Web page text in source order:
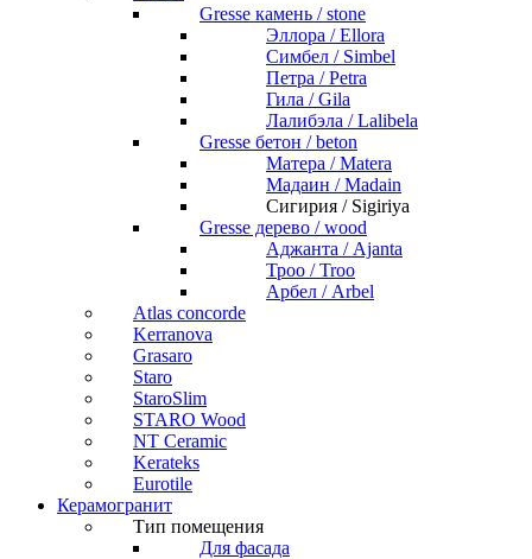
Gresse камень / stone
Эллора / Ellora
Симбел / Simbel
Петра / Petra
Гила / Gila
Лалибэла / Lalibela
Gresse бетон / beton
Матера / Matera
Мадаин / Madain
Сигирия / Sigiriya
Gresse дерево / wood
Аджанта / Ajanta
Троо / Troo
Арбел / Arbel
Atlas concorde
Kerranova
Grasaro
Staro
StaroSlim
STARO Wood
NT Ceramic
Kerateks
Eurotile
Керамогранит
Тип помещения
Для фасада